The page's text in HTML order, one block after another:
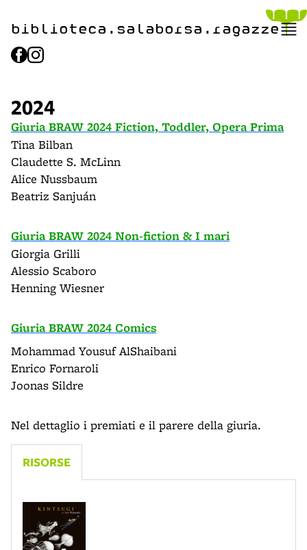
biblioteca.​salaborsa.ragazzi
e
2024
Giuria BRAW 2024 Fiction, Toddler, Opera Prima
Tina Bilban
Claudette S. McLinn
Alice Nussbaum
Beatriz Sanjuán
Giuria BRAW 2024 Non-fiction & I mari
Giorgia Grilli
Alessio Scaboro
Henning Wiesner
Giuria BRAW 2024 Comics
Mohammad Yousuf AlShaibani
Enrico Fornaroli
Joonas Sildre
Nel dettaglio i premiati e il parere della giuria.
RISORSE